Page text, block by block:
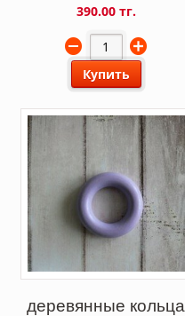
390.00 тг.
Купить
деревянные кольца